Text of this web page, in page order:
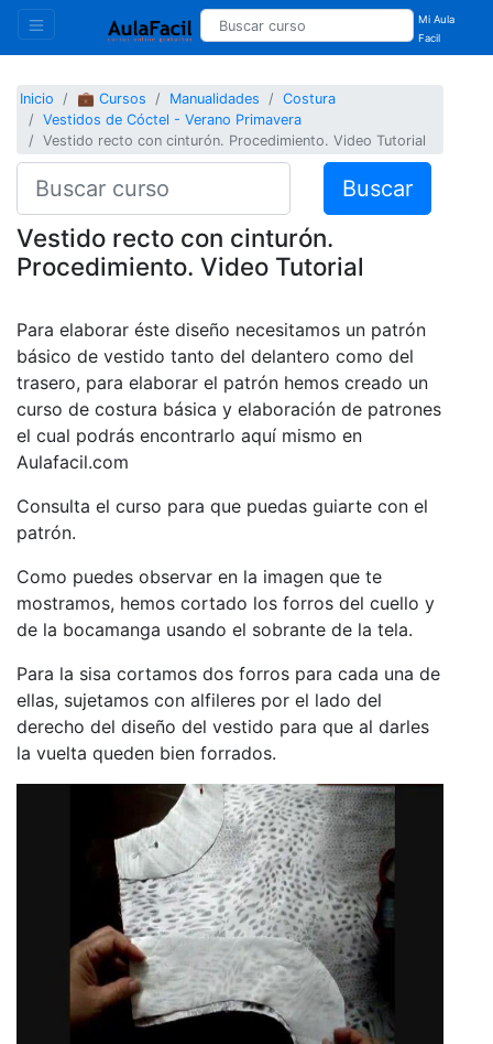
Mi Aula
Facil
Inicio 💼 Cursos Manualidades
Costura
Vestidos de Cóctel - Verano Primavera
Vestido recto con cinturón. Procedimiento. Video Tutorial
Buscar
Vestido recto con cinturón.
Procedimiento. Video Tutorial
Para elaborar éste diseño necesitamos un patrón
básico de vestido tanto del delantero como del
trasero, para elaborar el patrón hemos creado un
curso de costura básica y elaboración de patrones
el cual podrás encontrarlo aquí mismo en
Aulafacil.com
Consulta el curso para que puedas guiarte con el
patrón.
Como puedes observar en la imagen que te
mostramos, hemos cortado los forros del cuello y
de la bocamanga usando el sobrante de la tela.
Para la sisa cortamos dos forros para cada una de
ellas, sujetamos con alfileres por el lado del
derecho del diseño del vestido para que al darles
la vuelta queden bien forrados.